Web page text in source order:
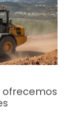
ofrecemos